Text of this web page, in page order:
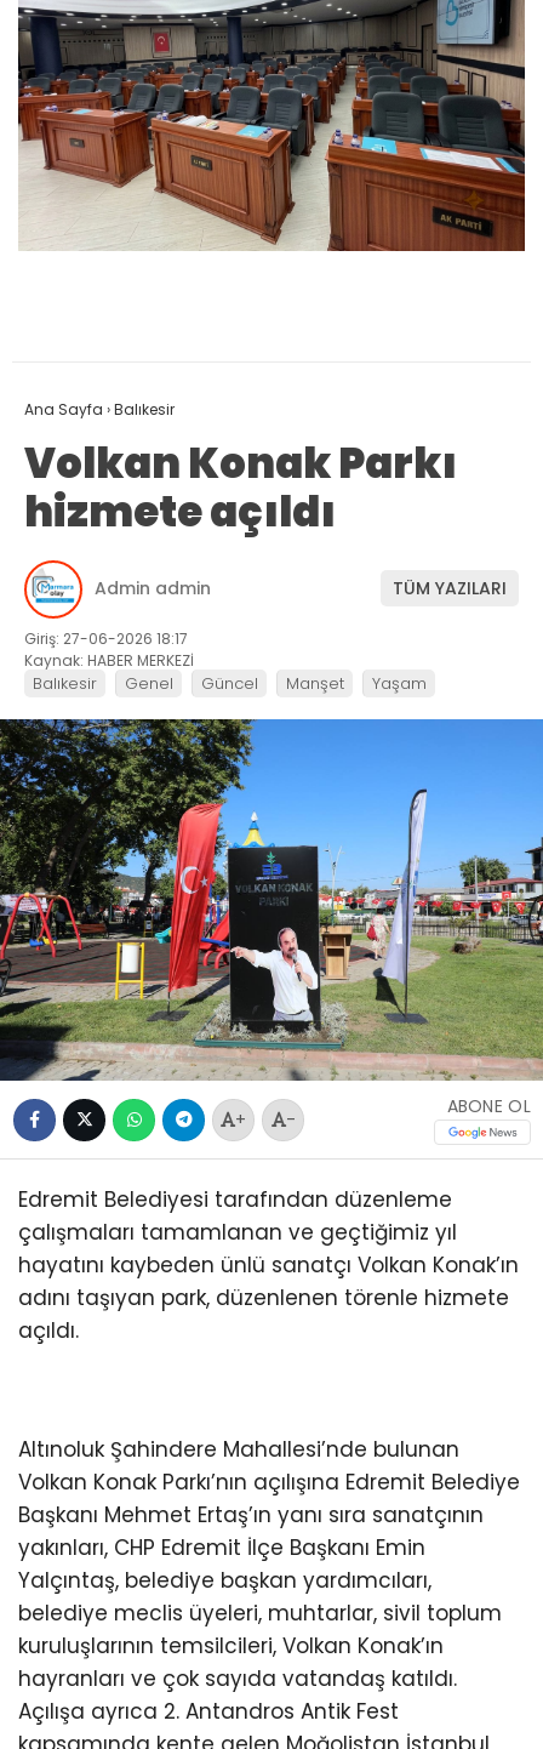
Ana Sayfa ›Balıkesir
Volkan Konak Parkı
hizmete açıldı
Admin admin TÜM YAZILARI
Giriş: 27-06-2026 18:17
Kaynak: HABER MERKEZİ
Balıkesir Genel Güncel Manşet Yaşam
+ -
ABONE OL
Edremit Belediyesi tarafından düzenleme
çalışmaları tamamlanan ve geçtiğimiz yıl
hayatını kaybeden ünlü sanatçı Volkan Konak’ın
adını taşıyan park, düzenlenen törenle hizmete
açıldı.
Altınoluk Şahindere Mahallesi’nde bulunan
Volkan Konak Parkı’nın açılışına Edremit Belediye
Başkanı Mehmet Ertaş’ın yanı sıra sanatçının
yakınları, CHP Edremit İlçe Başkanı Emin
Yalçıntaş, belediye başkan yardımcıları,
belediye meclis üyeleri, muhtarlar, sivil toplum
kuruluşlarının temsilcileri, Volkan Konak’ın
hayranları ve çok sayıda vatandaş katıldı.
Açılışa ayrıca 2. Antandros Antik Fest